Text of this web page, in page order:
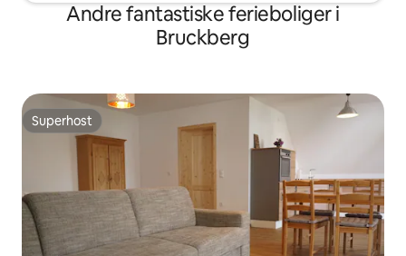
Andre fantastiske ferieboliger i
Bruckberg
Superhost
Superhost